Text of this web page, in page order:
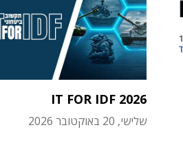
IT FOR IDF 2026
שלישי, 20 באוקטובר 2026